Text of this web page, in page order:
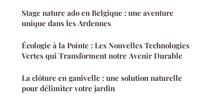
Stage nature ado en Belgique : une aventure
unique dans les Ardennes
Écologie à la Pointe : Les Nouvelles Technologies
Vertes qui Transforment notre Avenir Durable
La clôture en ganivelle : une solution naturelle
pour délimiter votre jardin